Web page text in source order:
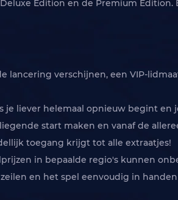
Edition en de Premium Edition.
lancering verschijnen, een VIP-
je liever helemaal opnieuw begint en
start maken en vanaf de
toegang krijgt tot alle extraatjes!
in bepaalde regio's kunnen
en het spel eenvoudig in